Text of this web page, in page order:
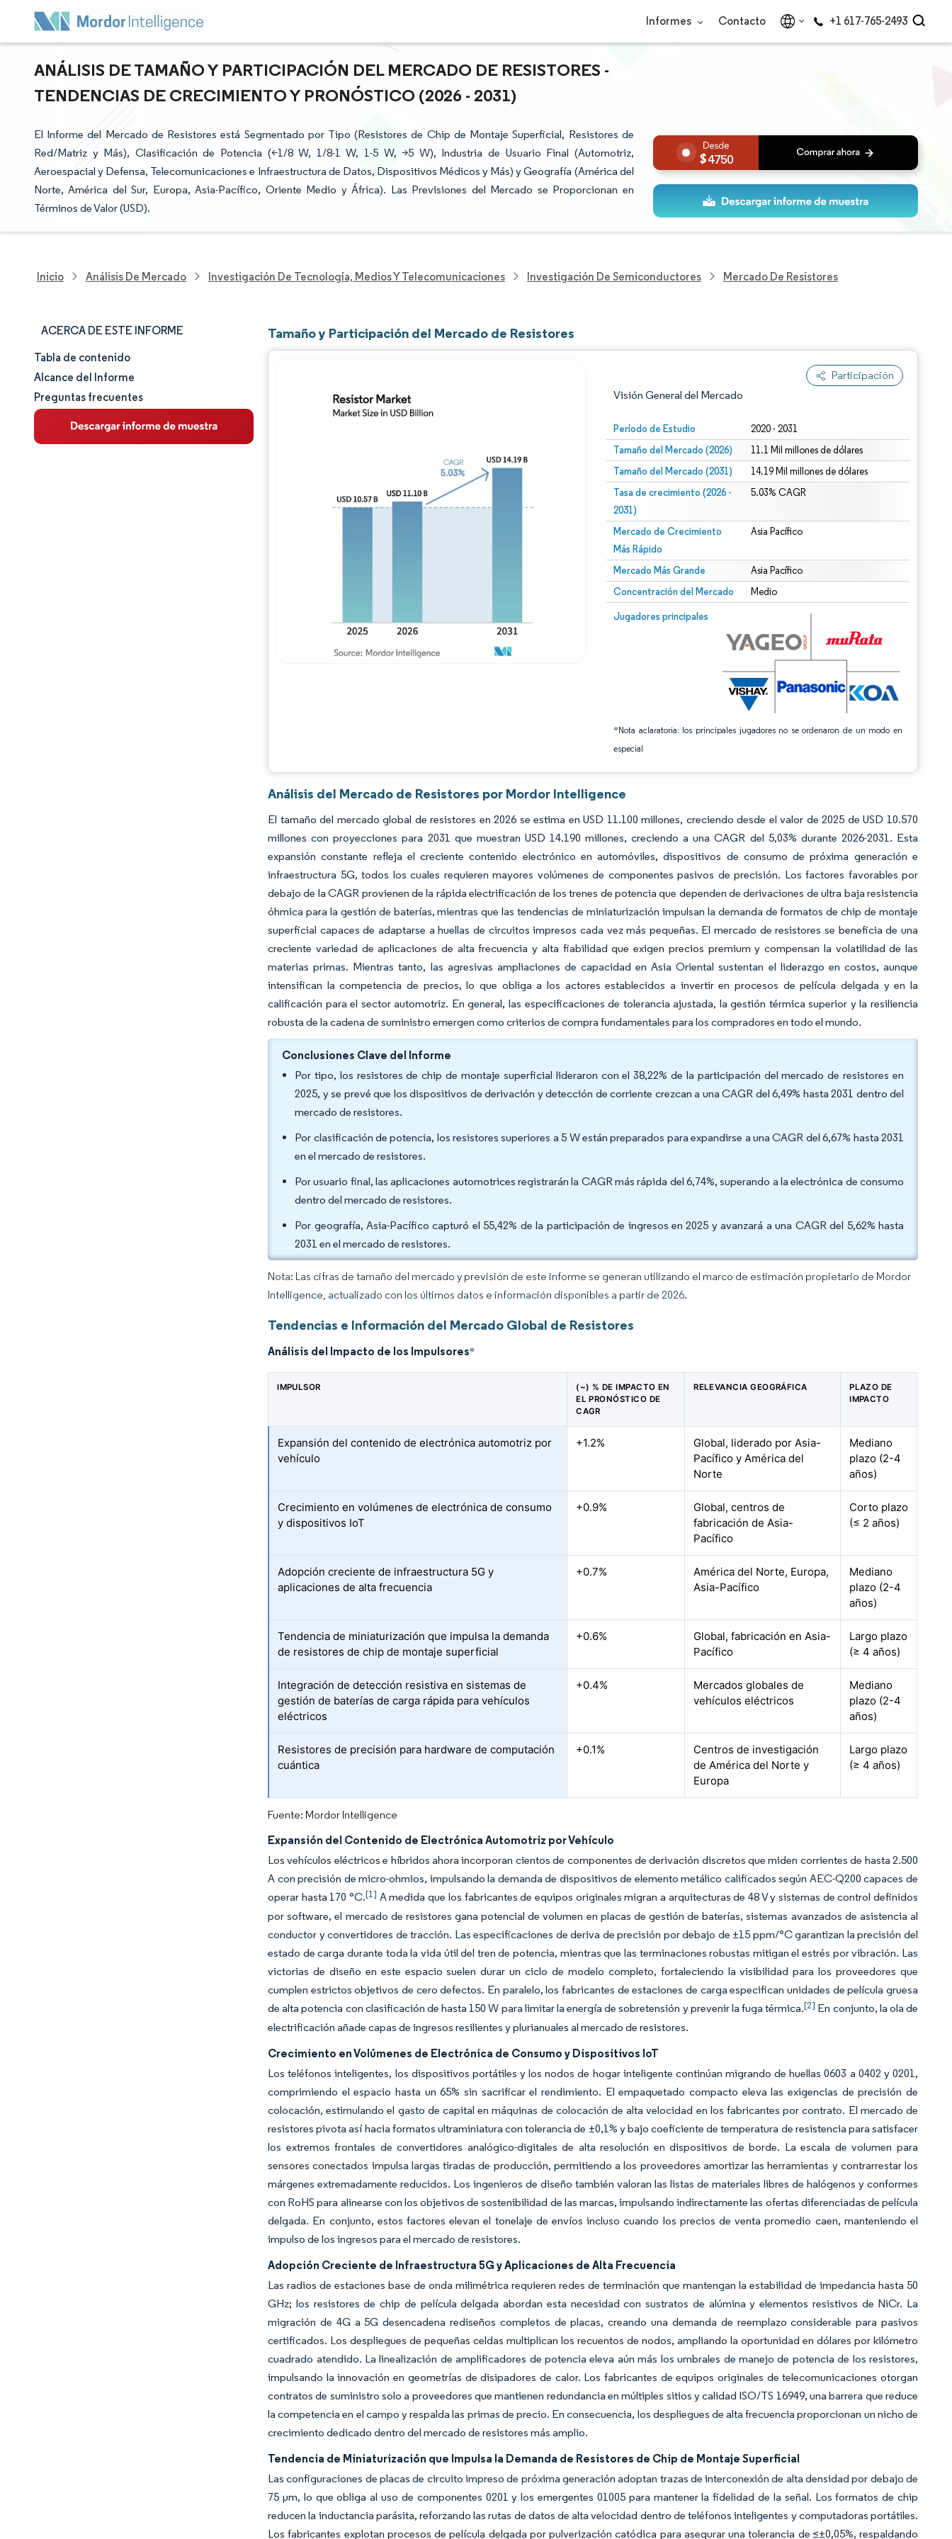
Informes Contacto +1 617-765-2493
ANÁLISIS DE TAMAÑO Y PARTICIPACIÓN DEL MERCADO DE RESISTORES -
TENDENCIAS DE CRECIMIENTO Y PRONÓSTICO (2026 - 2031)
El Informe del Mercado de Resistores está Segmentado por Tipo (Resistores de Chip de Montaje Superficial, Resistores de
Red/Matriz y Más), Clasificación de Potencia (<1/8 W, 1/8-1 W, 1-5 W, >5 W), Industria de Usuario Final (Automotriz,
Aeroespacial y Defensa, Telecomunicaciones e Infraestructura de Datos, Dispositivos Médicos y Más) y Geografía (América del
Norte, América del Sur, Europa, Asia-Pacífico, Oriente Medio y África). Las Previsiones del Mercado se Proporcionan en
Términos de Valor (USD).
4750
Inicio Análisis De Mercado Investigación De Tecnología, Medios Y Telecomunicaciones Investigación De Semiconductores Mercado De Resistores
ACERCA DE ESTE INFORME
Tamaño y cuota de mercado
Análisis de mercado
Tendencias e ideas
Tabla de contenido
Alcance del Informe
Preguntas frecuentes
Tamaño y Participación del Mercado de Resistores
Participación
Visión General del Mercado
Período de Estudio 2020 - 2031
Tamaño del Mercado (2026) 11.1 Mil millones de dólares
Tamaño del Mercado (2031) 14.19 Mil millones de dólares
Tasa de crecimiento (2026 -
2031)
5.03% CAGR
Mercado de Crecimiento
Más Rápido
Asia Pacífico
Mercado Más Grande Asia Pacífico
Concentración del Mercado Medio
Jugadores principales
*Nota aclaratoria: los principales jugadores no se ordenaron de un modo en
especial
Imagen © Mordor Intelligence. El uso requiere atribución según CC BY 4.0.
Imagen © Mordor Intelligence. El uso requiere atribución según CC BY 4.0.
Análisis del Mercado de Resistores por Mordor Intelligence
El tamaño del mercado global de resistores en 2026 se estima en USD 11.100 millones, creciendo desde el valor de 2025 de USD 10.570
millones con proyecciones para 2031 que muestran USD 14.190 millones, creciendo a una CAGR del 5,03% durante 2026-2031. Esta
expansión constante refleja el creciente contenido electrónico en automóviles, dispositivos de consumo de próxima generación e
infraestructura 5G, todos los cuales requieren mayores volúmenes de componentes pasivos de precisión. Los factores favorables por
debajo de la CAGR provienen de la rápida electrificación de los trenes de potencia que dependen de derivaciones de ultra baja resistencia
óhmica para la gestión de baterías, mientras que las tendencias de miniaturización impulsan la demanda de formatos de chip de montaje
superficial capaces de adaptarse a huellas de circuitos impresos cada vez más pequeñas. El mercado de resistores se beneficia de una
creciente variedad de aplicaciones de alta frecuencia y alta fiabilidad que exigen precios premium y compensan la volatilidad de las
materias primas. Mientras tanto, las agresivas ampliaciones de capacidad en Asia Oriental sustentan el liderazgo en costos, aunque
intensifican la competencia de precios, lo que obliga a los actores establecidos a invertir en procesos de película delgada y en la
calificación para el sector automotriz. En general, las especificaciones de tolerancia ajustada, la gestión térmica superior y la resiliencia
robusta de la cadena de suministro emergen como criterios de compra fundamentales para los compradores en todo el mundo.
Conclusiones Clave del Informe
Por tipo, los resistores de chip de montaje superficial lideraron con el 38,22% de la participación del mercado de resistores en
2025, y se prevé que los dispositivos de derivación y detección de corriente crezcan a una CAGR del 6,49% hasta 2031 dentro del
mercado de resistores.
Por clasificación de potencia, los resistores superiores a 5 W están preparados para expandirse a una CAGR del 6,67% hasta 2031
en el mercado de resistores.
Por usuario final, las aplicaciones automotrices registrarán la CAGR más rápida del 6,74%, superando a la electrónica de consumo
dentro del mercado de resistores.
Por geografía, Asia-Pacífico capturó el 55,42% de la participación de ingresos en 2025 y avanzará a una CAGR del 5,62% hasta
2031 en el mercado de resistores.
Nota: Las cifras de tamaño del mercado y previsión de este informe se generan utilizando el marco de estimación propietario de Mordor
Intelligence, actualizado con los últimos datos e información disponibles a partir de 2026.
Tendencias e Información del Mercado Global de Resistores
Análisis del Impacto de los Impulsores*
IMPULSOR
(~) % DE IMPACTO EN
EL PRONÓSTICO DE
CAGR
RELEVANCIA GEOGRÁFICA
PLAZO DE
IMPACTO
Expansión del contenido de electrónica automotriz por
vehículo
+1.2%
Global, liderado por Asia-
Pacífico y América del
Norte
Mediano
plazo (2-4
años)
Crecimiento en volúmenes de electrónica de consumo
y dispositivos IoT
+0.9%
Global, centros de
fabricación de Asia-
Pacífico
Corto plazo
(≤ 2 años)
Adopción creciente de infraestructura 5G y
aplicaciones de alta frecuencia
+0.7%
América del Norte, Europa,
Asia-Pacífico
Mediano
plazo (2-4
años)
Tendencia de miniaturización que impulsa la demanda
de resistores de chip de montaje superficial
+0.6%
Global, fabricación en Asia-
Pacífico
Largo plazo
(≥ 4 años)
Integración de detección resistiva en sistemas de
gestión de baterías de carga rápida para vehículos
eléctricos
+0.4%
Mercados globales de
vehículos eléctricos
Mediano
plazo (2-4
años)
Resistores de precisión para hardware de computación
cuántica
+0.1%
Centros de investigación
de América del Norte y
Europa
Largo plazo
(≥ 4 años)
Fuente: Mordor Intelligence
Expansión del Contenido de Electrónica Automotriz por Vehículo
Los vehículos eléctricos e híbridos ahora incorporan cientos de componentes de derivación discretos que miden corrientes de hasta 2.500
A con precisión de micro-ohmios, impulsando la demanda de dispositivos de elemento metálico calificados según AEC-Q200 capaces de
operar hasta 170 °C.[1] A medida que los fabricantes de equipos originales migran a arquitecturas de 48 V y sistemas de control definidos
por software, el mercado de resistores gana potencial de volumen en placas de gestión de baterías, sistemas avanzados de asistencia al
conductor y convertidores de tracción. Las especificaciones de deriva de precisión por debajo de ±15 ppm/°C garantizan la precisión del
estado de carga durante toda la vida útil del tren de potencia, mientras que las terminaciones robustas mitigan el estrés por vibración. Las
victorias de diseño en este espacio suelen durar un ciclo de modelo completo, fortaleciendo la visibilidad para los proveedores que
cumplen estrictos objetivos de cero defectos. En paralelo, los fabricantes de estaciones de carga especifican unidades de película gruesa
de alta potencia con clasificación de hasta 150 W para limitar la energía de sobretensión y prevenir la fuga térmica.[2] En conjunto, la ola de
electrificación añade capas de ingresos resilientes y plurianuales al mercado de resistores.
Crecimiento en Volúmenes de Electrónica de Consumo y Dispositivos IoT
Los teléfonos inteligentes, los dispositivos portátiles y los nodos de hogar inteligente continúan migrando de huellas 0603 a 0402 y 0201,
comprimiendo el espacio hasta un 65% sin sacrificar el rendimiento. El empaquetado compacto eleva las exigencias de precisión de
colocación, estimulando el gasto de capital en máquinas de colocación de alta velocidad en los fabricantes por contrato. El mercado de
resistores pivota así hacia formatos ultraminiatura con tolerancia de ±0,1% y bajo coeficiente de temperatura de resistencia para satisfacer
los extremos frontales de convertidores analógico-digitales de alta resolución en dispositivos de borde. La escala de volumen para
sensores conectados impulsa largas tiradas de producción, permitiendo a los proveedores amortizar las herramientas y contrarrestar los
márgenes extremadamente reducidos. Los ingenieros de diseño también valoran las listas de materiales libres de halógenos y conformes
con RoHS para alinearse con los objetivos de sostenibilidad de las marcas, impulsando indirectamente las ofertas diferenciadas de película
delgada. En conjunto, estos factores elevan el tonelaje de envíos incluso cuando los precios de venta promedio caen, manteniendo el
impulso de los ingresos para el mercado de resistores.
Adopción Creciente de Infraestructura 5G y Aplicaciones de Alta Frecuencia
Las radios de estaciones base de onda milimétrica requieren redes de terminación que mantengan la estabilidad de impedancia hasta 50
GHz; los resistores de chip de película delgada abordan esta necesidad con sustratos de alúmina y elementos resistivos de NiCr. La
migración de 4G a 5G desencadena rediseños completos de placas, creando una demanda de reemplazo considerable para pasivos
certificados. Los despliegues de pequeñas celdas multiplican los recuentos de nodos, ampliando la oportunidad en dólares por kilómetro
cuadrado atendido. La linealización de amplificadores de potencia eleva aún más los umbrales de manejo de potencia de los resistores,
impulsando la innovación en geometrías de disipadores de calor. Los fabricantes de equipos originales de telecomunicaciones otorgan
contratos de suministro solo a proveedores que mantienen redundancia en múltiples sitios y calidad ISO/TS 16949, una barrera que reduce
la competencia en el campo y respalda las primas de precio. En consecuencia, los despliegues de alta frecuencia proporcionan un nicho de
crecimiento dedicado dentro del mercado de resistores más amplio.
Tendencia de Miniaturización que Impulsa la Demanda de Resistores de Chip de Montaje Superficial
Las configuraciones de placas de circuito impreso de próxima generación adoptan trazas de interconexión de alta densidad por debajo de
75 µm, lo que obliga al uso de componentes 0201 y los emergentes 01005 para mantener la fidelidad de la señal. Los formatos de chip
reducen la inductancia parásita, reforzando las rutas de datos de alta velocidad dentro de teléfonos inteligentes y computadoras portátiles.
Los fabricantes explotan procesos de película delgada por pulverización catódica para asegurar una tolerancia de ≤±0,05%, respaldando